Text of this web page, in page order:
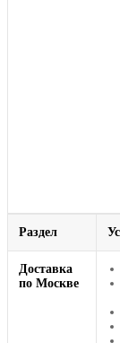
Раздел
Доставка
по Москве